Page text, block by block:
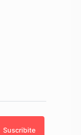
Suscribite